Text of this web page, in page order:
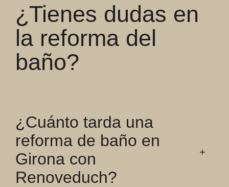
¿Tienes dudas en
la reforma del
baño?
¿Cuánto tarda una
reforma de baño en
Girona con
Renoveduch?